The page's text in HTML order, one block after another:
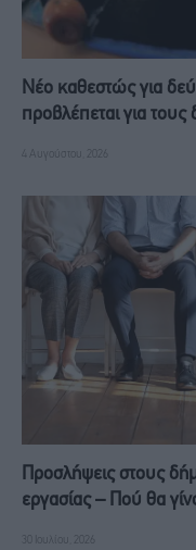
Νέο καθεστώς για
προβλέπεται για τους
4 Αυγούστου, 2026
Προσλήψεις στους
εργασίας – Πού θα
30 Ιουλίου, 2026